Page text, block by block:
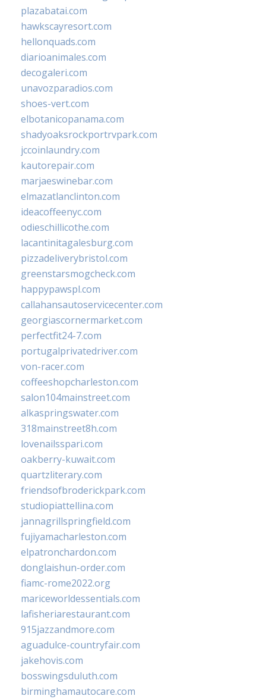
plazabatai.com
hawkscayresort.com
hellonquads.com
diarioanimales.com
decogaleri.com
unavozparadios.com
shoes-vert.com
elbotanicopanama.com
shadyoaksrockportrvpark.com
jccoinlaundry.com
kautorepair.com
marjaeswinebar.com
elmazatlanclinton.com
ideacoffeenyc.com
odieschillicothe.com
lacantinitagalesburg.com
pizzadeliverybristol.com
greenstarsmogcheck.com
happypawspl.com
callahansautoservicecenter.com
georgiascornermarket.com
perfectfit24-7.com
portugalprivatedriver.com
von-racer.com
coffeeshopcharleston.com
salon104mainstreet.com
alkaspringswater.com
318mainstreet8h.com
lovenailsspari.com
oakberry-kuwait.com
quartzliterary.com
friendsofbroderickpark.com
studiopiattellina.com
jannagrillspringfield.com
fujiyamacharleston.com
elpatronchardon.com
donglaishun-order.com
fiamc-rome2022.org
mariceworldessentials.com
lafisheriarestaurant.com
915jazzandmore.com
aguadulce-countryfair.com
jakehovis.com
bosswingsduluth.com
birminghamautocare.com